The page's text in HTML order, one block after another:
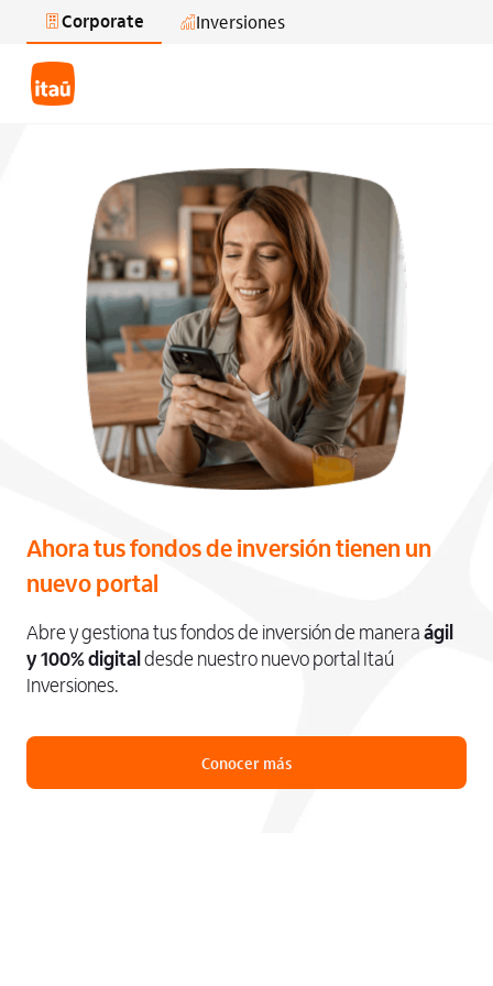
Saltar al contenido principal
Corporate Inversiones
Ahora tus fondos de inversión tienen un
nuevo portal
Abre y gestiona tus fondos de inversión de manera ágil
y 100% digitaldesde nuestro nuevo portal Itaú
Inversiones.
Conocer más